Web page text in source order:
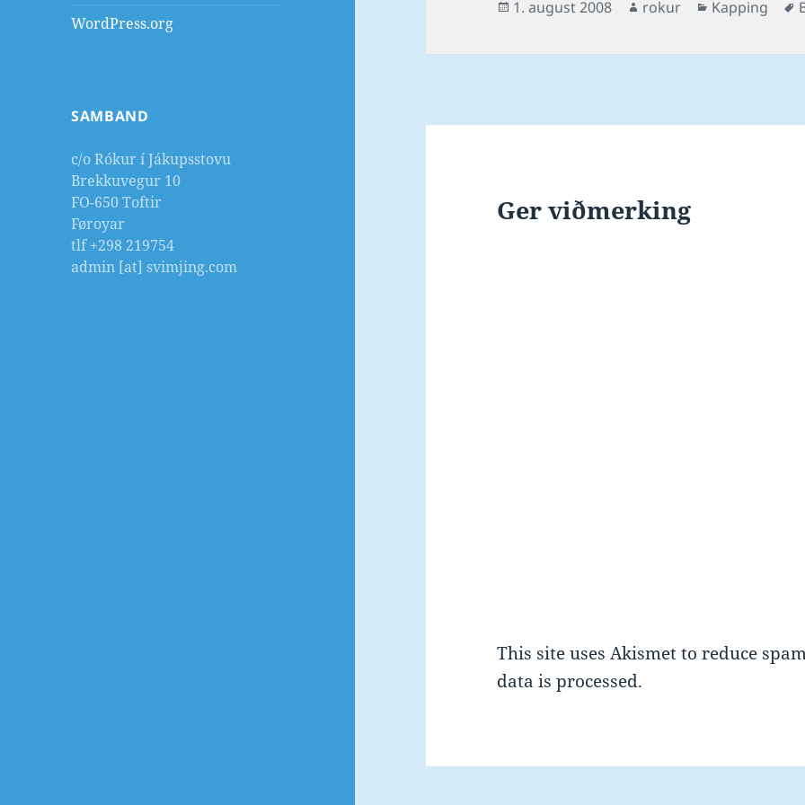
WordPress.org
SAMBAND
c/o Rókur í Jákupsstovu
Brekkuvegur 10
FO-650 Toftir
Føroyar
tlf +298 219754
admin [at] svimjing.com
Posted
1. august 2008 Author
rokur Categories
Kapping
Ger viðmerking
This site uses Akismet to reduce
data is processed.